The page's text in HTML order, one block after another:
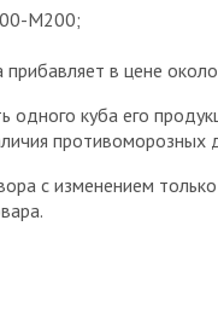
М200;
в цене
одного куба его
противоморозных
с изменением